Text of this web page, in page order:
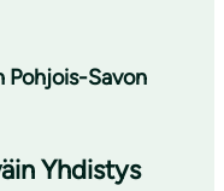
Pohjois-Savon
Yhdistys